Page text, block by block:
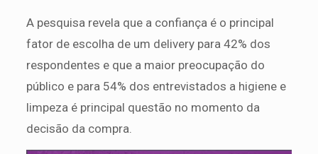
A pesquisa revela que a confiança é o principal
fator de escolha de um delivery para 42% dos
respondentes e que a maior preocupação do
público e para 54% dos entrevistados a higiene e
limpeza é principal questão no momento da
decisão da compra.